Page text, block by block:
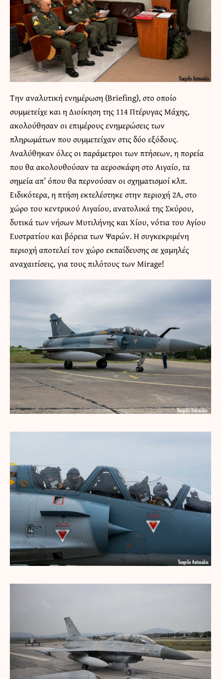
Την αναλυτική ενημέρωση (Briefing), στο οποίο
συμμετείχε και η Διοίκηση της 114 Πτέρυγας Μάχης,
ακολούθησαν οι επιμέρους ενημερώσεις των
πληρωμάτων που συμμετείχαν στις δύο εξόδους.
Αναλύθηκαν όλες οι παράμετροι των πτήσεων, η πορεία
που θα ακολουθούσαν τα αεροσκάφη στο Αιγαίο, τα
σημεία απ’ όπου θα περνούσαν οι σχηματισμοί κλπ.
Ειδικότερα, η πτήση εκτελέστηκε στην περιοχή 2Α, στο
χώρο του κεντρικού Αιγαίου, ανατολικά της Σκύρου,
δυτικά των νήσων Μυτιλήνης και Χίου, νότια του Αγίου
Ευστρατίου και βόρεια των Ψαρών. Η συγκεκριμένη
περιοχή αποτελεί τον χώρο εκπαίδευσης σε χαμηλές
αναχαιτίσεις, για τους πιλότους των Mirage!